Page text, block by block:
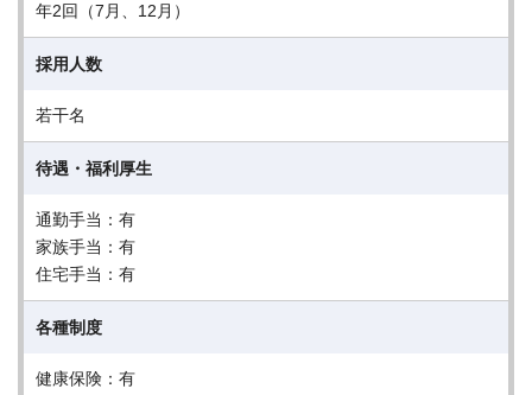
年2回（7月、12月）
採用人数
若干名
待遇・福利厚生
通勤手当：有
家族手当：有
住宅手当：有
各種制度
健康保険：有